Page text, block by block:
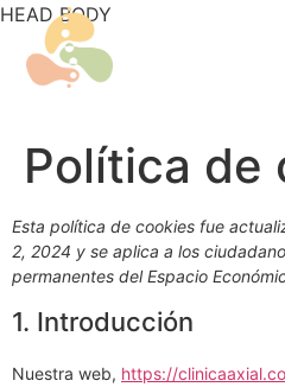
HEADBODY
Política de
Esta política de cookies fue
2, 2024 y se aplica a los
permanentes del Espacio
1. Introducción
Nuestra web, https://